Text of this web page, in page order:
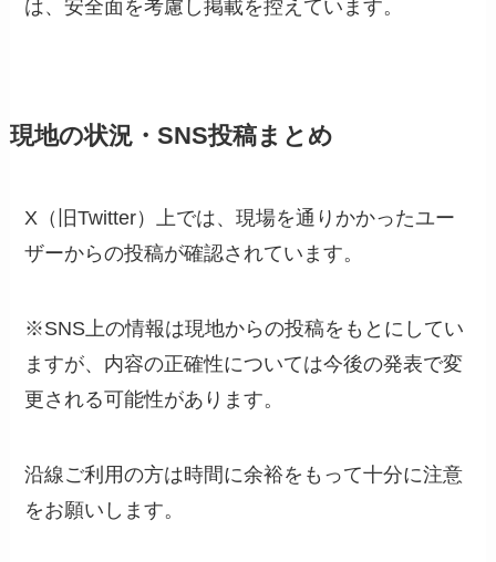
は、安全面を考慮し掲載を控えています。
現地の状況・SNS投稿まとめ
X（旧Twitter）上では、現場を通りかかったユー
ザーからの投稿が確認されています。
※SNS上の情報は現地からの投稿をもとにしてい
ますが、内容の正確性については今後の発表で変
更される可能性があります。
沿線ご利用の方は時間に余裕をもって十分に注意
をお願いします。